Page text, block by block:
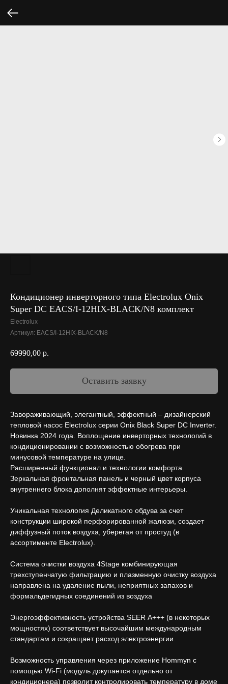
Кондиционер инверторного типа Electrolux Onix
Super DC EACS/I-12HIX-BLACK/N8 комплект
Electrolux
Артикул: EACS/I-12HIX-BLACK/N8
69990,00 р.
Оставить заявку
Завораживающий, элегантный, эффектный – дизайнерский
тепловой насос Electrolux серии Onix Black Super DC Inverter.
Новинка 2024 года. Воплощение инверторных технологий в
кондиционировании с возможностью обогрева при
минусовой температуре на улице.
Расширенный функционал и технологии комфорта.
Зеркальная фронтальная панель и черный цвет корпуса
внутреннего блока дополнят эффектные интерьеры.
Уникальная технология Деликатного обдува за счет
конструкции широкой перфорированной жалюзи, создает
диффузный поток воздуха, уберегая от простуд (в
ассортименте Electroluх).
Система очистки воздуха 4Stage комбинирующая
трехступенчатую фильтрацию и плазменную очистку воздуха
направлена на удаление пыли, неприятных запахов и
формальдегидных соединений из воздуха
Энергоэффективность устройства SEER А+++ (в некоторых
мощностях) соответствует высочайшим международным
стандартам и сокращает расход электроэнергии.
Возможность управления через приложение Hommyn с
помощью Wi-Fi (модуль докупается отдельно от
кондиционера) позволит контролировать температуру в доме